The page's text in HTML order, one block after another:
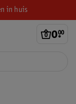
in huis
0.
00